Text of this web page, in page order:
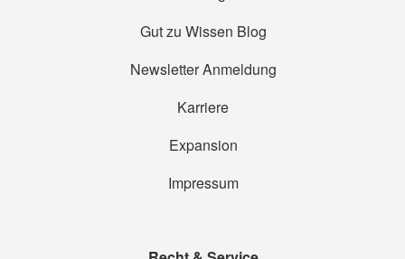
Gut zu Wissen Blog
Newsletter Anmeldung
Karriere
Expansion
Impressum